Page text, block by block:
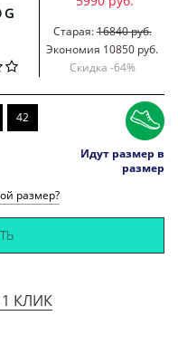
Старая:16840 руб.
Экономия 10850 руб.
Скидка -64%
42
Идут размер в
размер
размер?
КЛИК